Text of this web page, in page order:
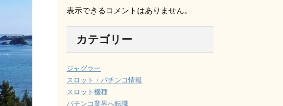
表示できるコメントはありません。
カテゴリー
ジャグラー
スロット・パチンコ情報
スロット機種
パチンコ業界へ転職